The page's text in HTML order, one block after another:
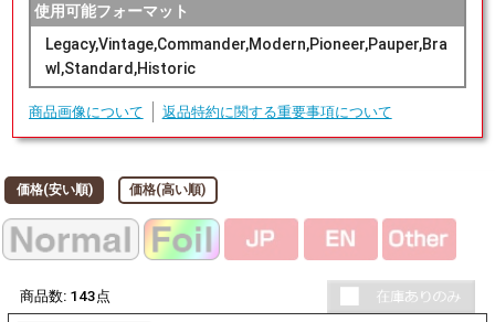
使用可能フォーマット
Legacy,Vintage,Commander,Modern,Pioneer,Pauper,Bra
wl,Standard,Historic
商品画像について 返品特約に関する重要事項について
価格(安い順) 価格(高い順)
商品数: 143 点